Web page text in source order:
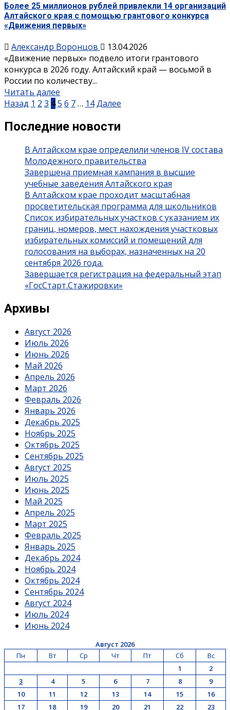
Более 25 миллионов рублей привлекли 14 организаций
Алтайского края с помощью грантового конкурса
«Движения первых»
Александр Воронцов
13.04.2026
«Движение первых» подвело итоги грантового
конкурса в 2026 году. Алтайский край — восьмой в
России по количеству...
Читать далее
Назад 1 2 3 45 6 7… 14Далее
Последние новости
В Алтайском крае определили членов IV состава
Молодежного правительства
Завершена приемная кампания в высшие
учебные заведения Алтайского края
В Алтайском крае проходит масштабная
просветительская программа для школьников
Список избирательных участков с указанием их
границ, номеров, мест нахождения участковых
избирательных комиссий и помещений для
голосования на выборах, назначенных на 20
сентября 2026 года.
Завершается регистрация на федеральный этап
«ГосСтарт.Стажировки»
Архивы
Август 2026
Июль 2026
Июнь 2026
Май 2026
Апрель 2026
Март 2026
Февраль 2026
Январь 2026
Декабрь 2025
Ноябрь 2025
Октябрь 2025
Сентябрь 2025
Август 2025
Июль 2025
Июнь 2025
Май 2025
Апрель 2025
Март 2025
Февраль 2025
Январь 2025
Декабрь 2024
Ноябрь 2024
Октябрь 2024
Сентябрь 2024
Август 2024
Июль 2024
Июнь 2024
Август 2026
Пн
Вт Ср Чт Пт Сб
Вс
1
2
3
4 5 6 7 8
9
10
11 12 13 14 15
16
17
18 19 20 21 22 23